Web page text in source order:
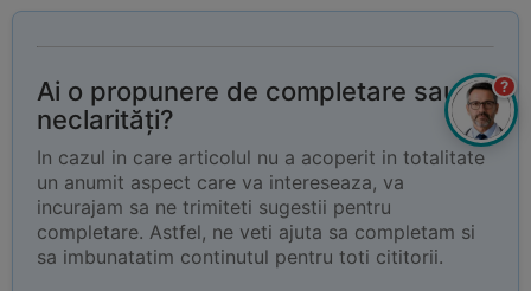
Ai o propunere de completare sau
neclarități?
In cazul in care articolul nu a acoperit in totalitate
un anumit aspect care va intereseaza, va
incurajam sa ne trimiteti sugestii pentru
completare. Astfel, ne veti ajuta sa completam si
sa imbunatatim continutul pentru toti cititorii.
?